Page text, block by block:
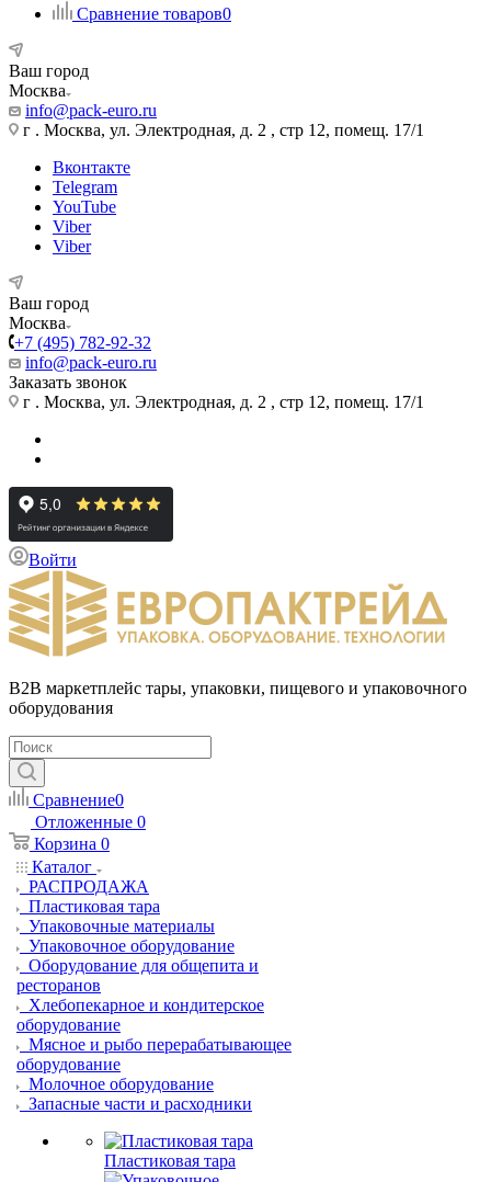
Сравнение товаров0
Ваш город
Москва
info@pack-euro.ru
г . Москва, ул. Электродная, д. 2 , стр 12, помещ. 17/1
Вконтакте
Telegram
YouTube
Viber
Viber
Ваш город
Москва
+7 (495) 782-92-32
info@pack-euro.ru
Заказать звонок
г . Москва, ул. Электродная, д. 2 , стр 12, помещ. 17/1
Войти
B2B маркетплейс тары, упаковки, пищевого и упаковочного
оборудования
Сравнение0
Отложенные 0
Корзина 0
Каталог
РАСПРОДАЖА
Пластиковая тара
Упаковочные материалы
Упаковочное оборудование
Оборудование для общепита и
ресторанов
Хлебопекарное и кондитерское
оборудование
Мясное и рыбо перерабатывающее
оборудование
Молочное оборудование
Запасные части и расходники
Пластиковая тара